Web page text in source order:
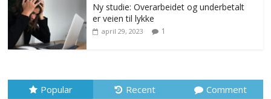
Ny studie: Overarbeidet og underbetalt
er veien til lykke
april 29, 2023 1
Popular Recent Comment